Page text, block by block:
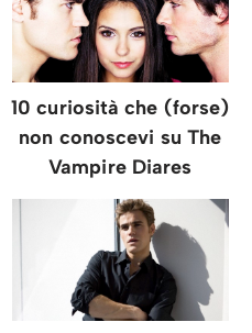
10 curiosità che (forse)
non conoscevi su The
Vampire Diares